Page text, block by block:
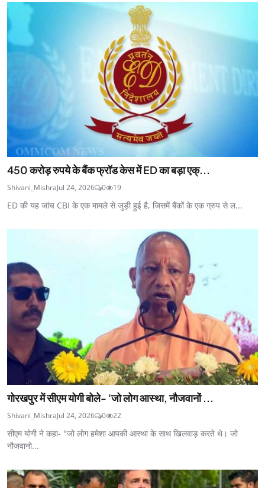
450 करोड़ रुपये के बैंक फ्रॉड केस में ED का बड़ा एक्...
Shivani_MishraJul 24, 2026 0 19
ED की यह जांच CBI के एक मामले से जुड़ी हुई है, जिसमें बैंकों के एक ग्रुप से ल...
गोरखपुर में सीएम योगी बोले- 'जो लोग आस्था, नौजवानों ...
Shivani_MishraJul 24, 2026 0 22
सीएम योगी ने कहा- "जो लोग हमेशा आपकी आस्था के साथ खिलवाड़ करते थे। जो
नौजवानो...